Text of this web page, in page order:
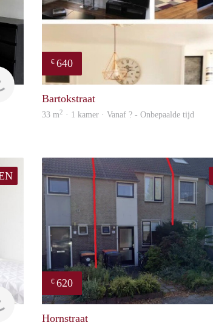
€ 640
Bartokstraat
33 m2 · 1 kamer · Vanaf ? - Onbepaalde tijd
finder
€ 620
Hornstraat